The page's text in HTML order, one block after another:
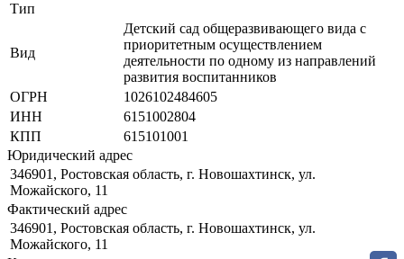
Тип
Вид
Детский сад общеразвивающего вида с
приоритетным осуществлением
деятельности по одному из направлений
развития воспитанников
ОГРН
1026102484605
ИНН
6151002804
КПП
615101001
Юридический адрес
346901, Ростовская область, г. Новошахтинск, ул.
Можайского, 11
Фактический адрес
346901, Ростовская область, г. Новошахтинск, ул.
Можайского, 11